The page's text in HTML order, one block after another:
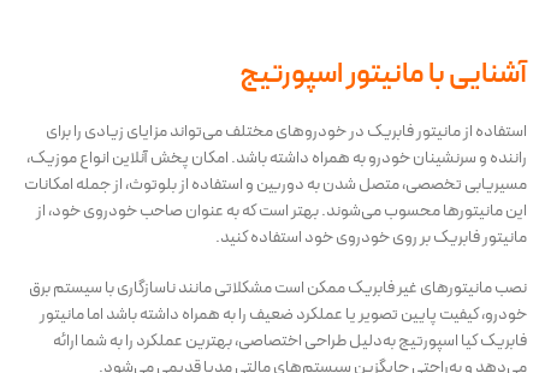
آشنایی با مانیتور اسپورتیج
استفاده از مانیتور فابریک در خودروهای مختلف می‌تواند مزایای زیادی را برای
راننده و سرنشینان خودرو به همراه داشته باشد. امکان پخش آنلاین انواع موزیک،
مسیریابی تخصصی، متصل شدن به دوربین و استفاده از بلوتوث، از جمله امکانات
این مانیتورها محسوب می‌شوند. بهتر است که به عنوان صاحب خودروی خود، از
مانیتور فابریک بر روی خودروی خود استفاده کنید.
نصب مانیتورهای غیر فابریک ممکن است مشکلاتی مانند ناسازگاری با سیستم برق
خودرو، کیفیت پایین تصویر یا عملکرد ضعیف را به همراه داشته باشد اما مانیتور
فابریک کیا اسپورتیج به‌دلیل طراحی اختصاصی، بهترین عملکرد را به شما ارائه
می‌دهد و به‌راحتی جایگزین سیستم‌های مالتی مدیا قدیمی می‌شود.